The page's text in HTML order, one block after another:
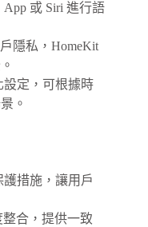
或 Siri 進行語
隱私，HomeKit
定，可根據時
。
措施，讓用戶
合，提供一致